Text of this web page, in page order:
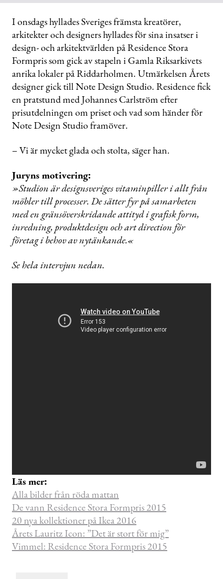
I onsdags hyllades Sveriges främsta kreatörer,
arkitekter och designers hyllades för sina insatser i
design- och arkitektvärlden på Residence Stora
Formpris som gick av stapeln i Gamla Riksarkivets
anrika lokaler på Riddarholmen. Utmärkelsen Årets
designer gick till Note Design Studio. Residence fick
en pratstund med Johannes Carlström efter
prisutdelningen om priset och vad som händer för
Note Design Studio framöver.
– Vi är mycket glada och stolta, säger han.
Juryns motivering:
»Studion är designsveriges vitaminpiller i allt från
möbler till processer. De sätter fyr på samarbeten
med en gränsöverskridande attityd i grafisk form,
inredning, produktdesign och art direction för
företag i behov av nytänkande.«
Se hela intervjun nedan.
Läs mer:
Alla bilder från röda mattan
De vann Residence Stora Formpris 2015
20 nya kollektioner på Ikea 2016
Årets Lauritz Icon: ”Det är stort för mig”
Vimmel: Residence Stora Formpris 2015